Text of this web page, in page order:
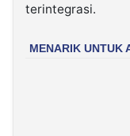
terintegrasi.